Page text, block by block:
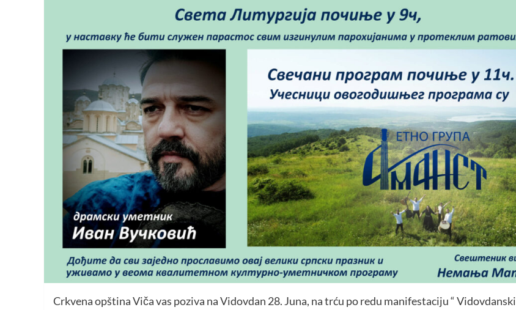
Crkvena opština Viča vas poziva na Vidovdan 28. Juna, na trću po redu manifestaciju “ Vidovdanski